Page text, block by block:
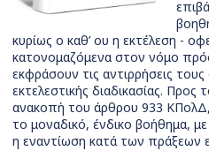
κυρίως ο καθ’ ου η εκτέλεση -
κατονομαζόμενα στον νόμο
εκφράσουν τις αντιρρήσεις
εκτελεστικής διαδικασίας. Προς
ανακοπή του άρθρου 933
το μοναδικό, ένδικο βοήθημα,
η εναντίωση κατά των πράξεων